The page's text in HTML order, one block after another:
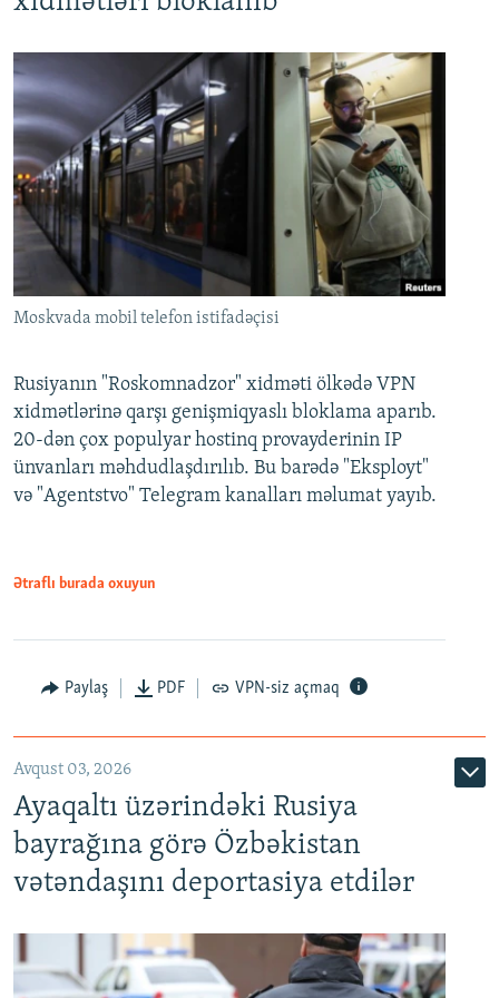
Moskvada mobil telefon istifadəçisi
Rusiyanın "Roskomnadzor" xidməti ölkədə VPN
xidmətlərinə qarşı genişmiqyaslı bloklama aparıb.
20-dən çox populyar hostinq provayderinin IP
ünvanları məhdudlaşdırılıb. Bu barədə "Eksployt"
və "Agentstvo" Telegram kanalları məlumat yayıb.
Ətraflı burada oxuyun
Paylaş PDF VPN-siz açmaq
Avqust 03, 2026
Ayaqaltı üzərindəki Rusiya
bayrağına görə Özbəkistan
vətəndaşını deportasiya etdilər